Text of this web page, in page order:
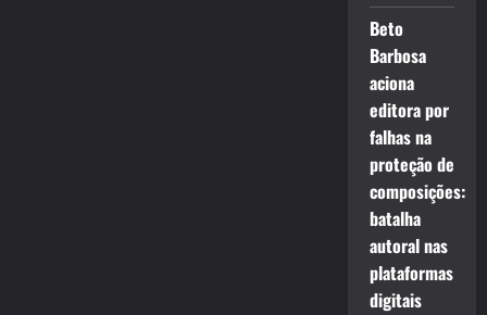
Beto
Barbosa
aciona
editora por
falhas na
proteção de
composições:
batalha
autoral nas
plataformas
digitais